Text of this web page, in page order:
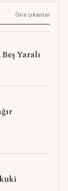
Öne çıkanlar
Yaralı